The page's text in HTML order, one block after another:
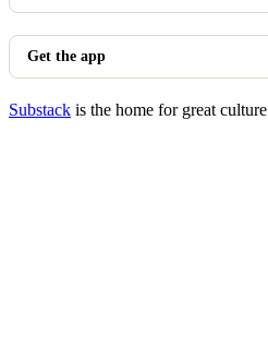
Get the app
Substack is the home for great culture